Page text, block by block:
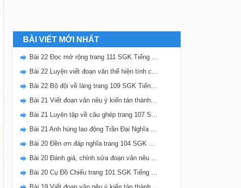
BÀI VIẾT MỚI NHẤT
Bài 22 Đọc mở rộng trang 111 SGK Tiếng Việt 5 Kết nối tri thức tập 2
Bài 22 Luyện viết đoạn văn thể hiện tình cảm, cảm xúc về một sự việc trang 111 SGK Tiếng Việt 5 Kết nối tri thức tập 2
Bài 22 Bộ đội về làng trang 109 SGK Tiếng Việt 5 Kết nối tri thức tập 2
Bài 21 Viết đoạn văn nêu ý kiến tán thành một sự việc, hiện tượng (Bài viết số 2) trang 108 SGK Tiếng Việt 5 Kết nối tri thức tập 2
Bài 21 Luyện tập về câu ghép trang 107 SGK Tiếng Việt 5 Kết nối tri thức tập 2
Bài 21 Anh hùng lao động Trần Đại Nghĩa trang 106 SGK Tiếng Việt 5 Kết nối tri thức tập 2
Bài 20 Đền ơn đáp nghĩa trang 104 SGK Tiếng Việt 5 Kết nối tri thức tập 2
Bài 20 Đánh giá, chỉnh sửa đoạn văn nêu ý kiến tán thành một sự vật, hiện tượng trang 103 SGK Tiếng Việt 5 Kết nối tri thức tập 2
Bài 20 Cụ Đồ Chiểu trang 101 SGK Tiếng Việt 5 Kết nối tri thức tập 2